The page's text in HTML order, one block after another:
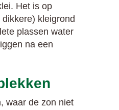
Het is op
kleigrond
plassen water
na een
waar de zon niet